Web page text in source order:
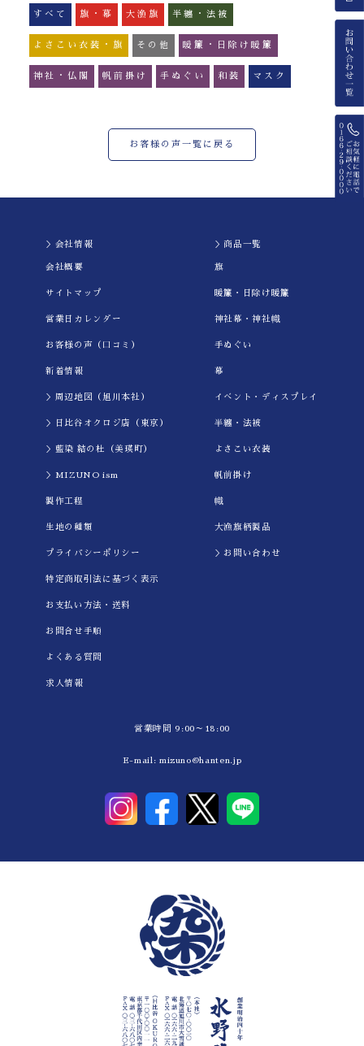
すべて 旗・幕 大漁旗 半纏・法被
よさこい衣装・旗 その他 暖簾・日除け暖簾
神社・仏閣 帆前掛け 手ぬぐい 和装 マスク
お客様の声一覧に戻る
＞会社情報
会社概要
サイトマップ
営業日カレンダー
お客様の声（口コミ）
新着情報
＞周辺地図（旭川本社）
＞日比谷オクロジ店（東京）
＞藍染 結の杜（美瑛町）
＞MIZUNO ism
製作工程
生地の種類
プライバシーポリシー
特定商取引法に基づく表示
お支払い方法・送料
お問合せ手順
よくある質問
求人情報
＞商品一覧
旗
暖簾・日除け暖簾
神社幕・神社幟
手ぬぐい
幕
イべント・ディスプレイ
半纏・法被
よさこい衣装
帆前掛け
幟
大漁旗柄製品
＞お問い合わせ
営業時間 9:00～18:00
E-mail: mizuno@hanten.jp